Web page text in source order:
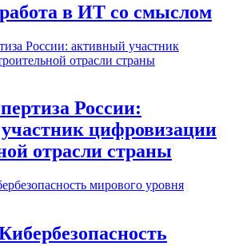
в ИТ со смыслом
России:
цифровизации
отрасли страны